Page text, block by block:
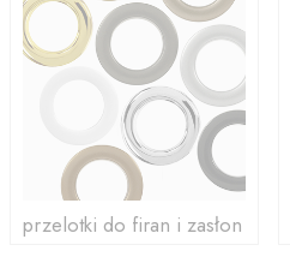
przelotki do firan i zasłon